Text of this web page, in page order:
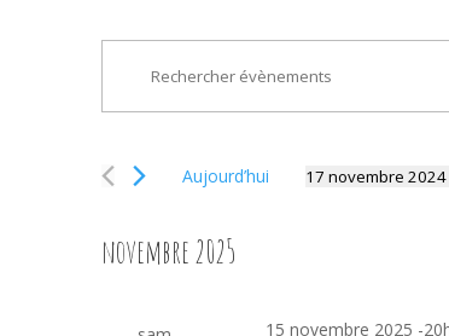
Recherche
navigation
vues
Évènements
clé.
Aujourd’hui 17 novembre 2024
novembre 2025
15 novembre 2025 -